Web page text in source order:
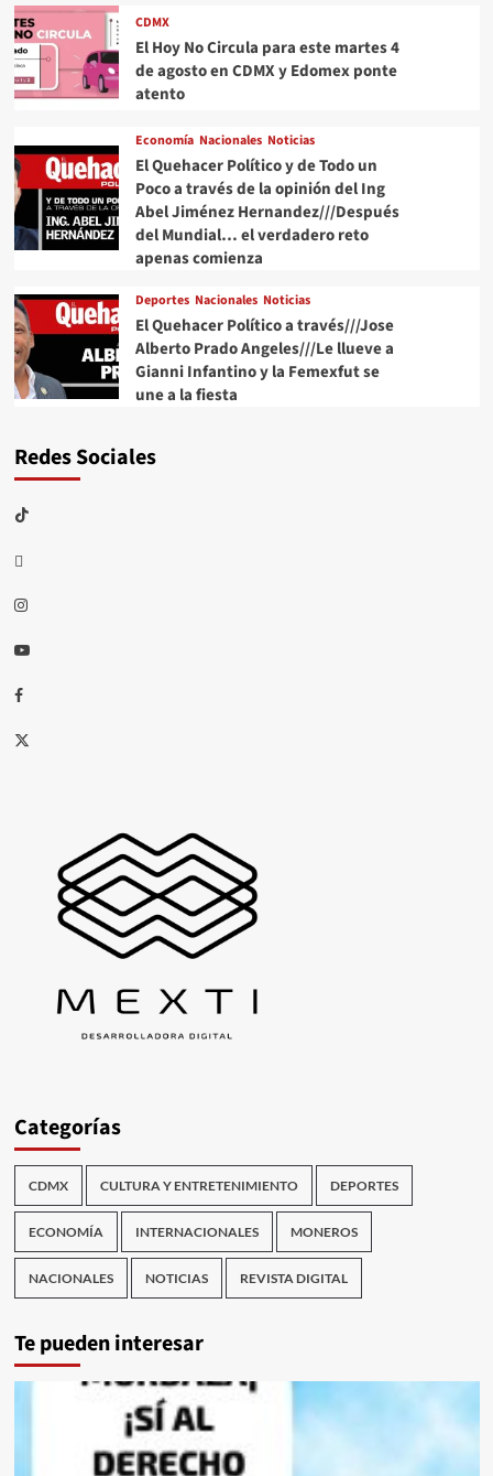
CDMX
El Hoy No Circula para este martes 4
de agosto en CDMX y Edomex ponte
atento
Economía Nacionales Noticias
El Quehacer Político y de Todo un
Poco a través de la opinión del Ing
Abel Jiménez Hernandez///Después
del Mundial… el verdadero reto
apenas comienza
Deportes Nacionales Noticias
El Quehacer Político a través///Jose
Alberto Prado Angeles///Le llueve a
Gianni Infantino y la Femexfut se
une a la fiesta
Redes Sociales
TikTok
threads
Instagram
Youtube
Facebook
X
Categorías
CDMX CULTURA Y ENTRETENIMIENTO DEPORTES
ECONOMÍA INTERNACIONALES MONEROS
NACIONALES NOTICIAS REVISTA DIGITAL
Te pueden interesar